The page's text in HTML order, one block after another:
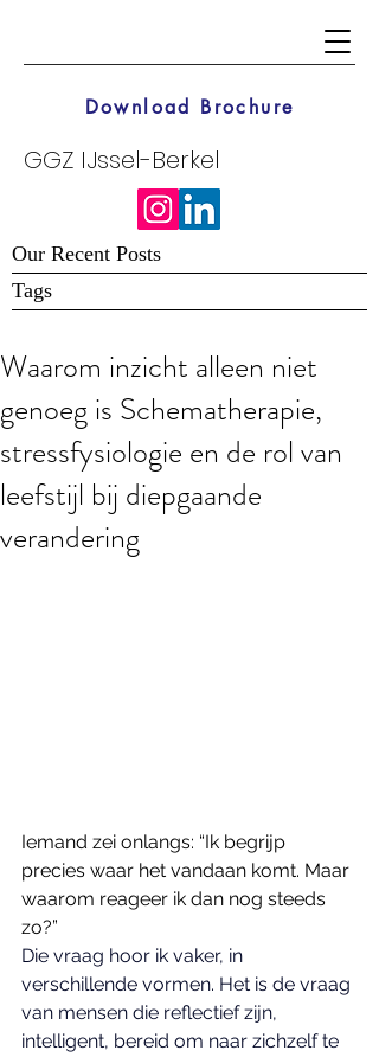
GGZ IJssel-Berkel
Download Brochure
Our Recent Posts
Tags
Waarom inzicht alleen niet
genoeg is Schematherapie,
stressfysiologie en de rol van
leefstijl bij diepgaande
verandering
Iemand zei onlangs: “Ik begrijp
precies waar het vandaan komt. Maar
waarom reageer ik dan nog steeds
zo?”
Die vraag hoor ik vaker, in
verschillende vormen. Het is de vraag
van mensen die reflectief zijn,
intelligent, bereid om naar zichzelf te